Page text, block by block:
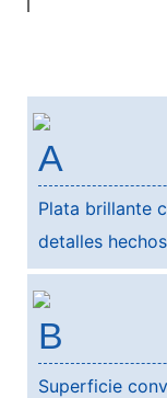
A
Plata brillante
detalles
B
Superficie